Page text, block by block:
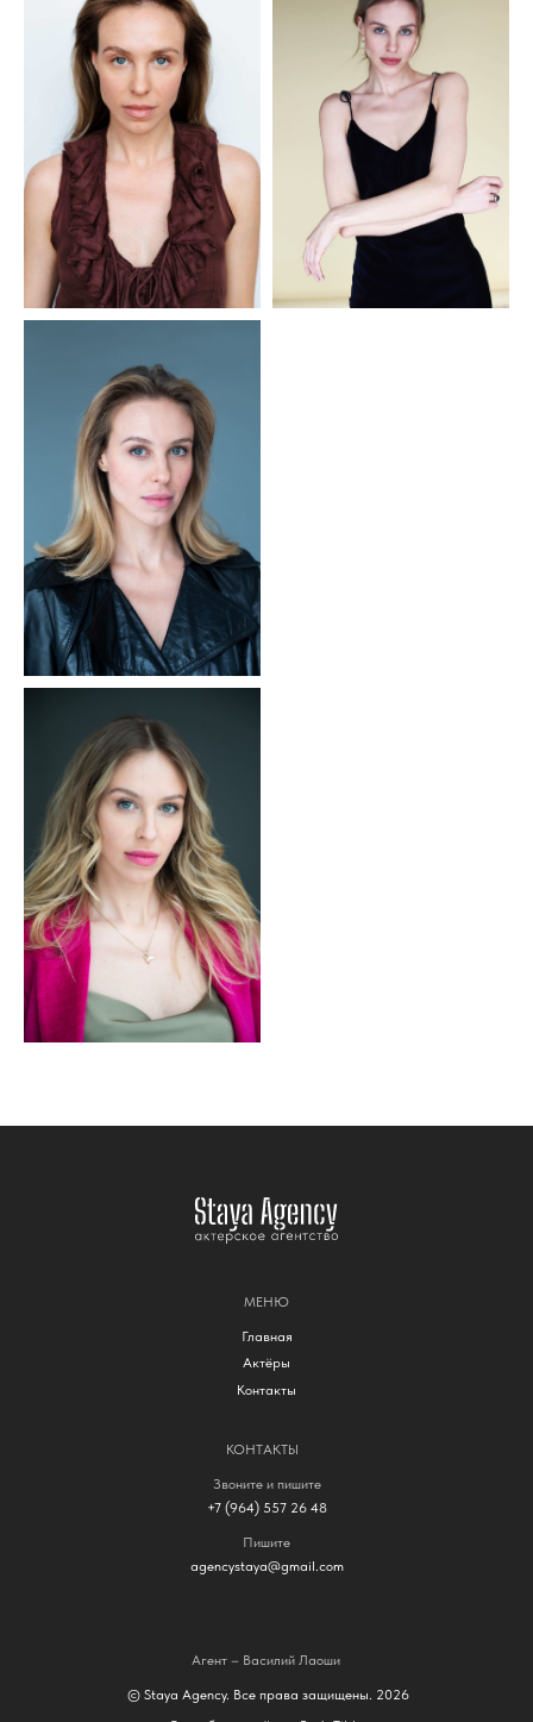
agencystaya@gmail.com
Пишите
+7 (964) 557 26 48
Звоните и пишите
КОНТАКТЫ
© Staya Agency. Все права защищены. 2026
МЕНЮ
Главная
Актёры
Контакты
Агент – Василий Лаоши